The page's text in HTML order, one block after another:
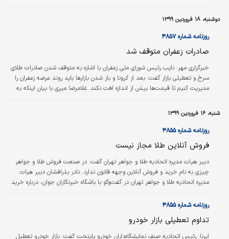
نکرده و حتی به واسطه اطلاعیه‌ای که ستاد مقابله
با کرونا منتشر کرده برخی مشاغل و کسب‎وکارهای
غیرضروری…
دوشنبه، ۱۸ فروردین ۱۳۹۹
روزنامه شماره ۴۸۵۷
صادرات زعفران متوقف شد
خبرگزاری مهر: نایب رئیس شورای ملی زعفران با اشاره به متوقف شدن صادرات طلای
سرخ و تعطیلی بازار گفت: بعد از کرونا و باز شدن بازارها باید روند عرضه زعفران را
مدیریت کنیم تا قیمت‌ها بیش از اندازه افت نکند. غلامرضا میری با بیان اینکه به
هم برای صادرات وجود ندارد و می‌توان گفت که صادرات در حال حاضر به‌طور کلی
متوقف شده است.
شنبه، ۱۶ فروردین ۱۳۹۹
روزنامه شماره ۴۸۵۵
فروش آنلاین طلا مجاز نیست
دبیر هیات مدیره اتحادیه طلا و جواهر تهران گفت‌: در صنعت فروش طلا و جواهر
چیزی به نام خرید و فروش آنلاین وجهه قانون ندارد. نادر بذرافشان دبیر هیات
مدیره اتحادیه طلا و جواهر تهران در گفت‌وگو با باشگاه خبرنگاران جوان، درباره خرید
واحد‌های دارای جواز اتحادیه در رسته سکه فروشی خریداری کنند، توجه داشته
شده با نام واحد فروشنده یکی باشد، در غیر این صورت…
روزنامه شماره ۴۸۵۵
تداوم تعطیلی بازار خودرو
ایرنا: رئیس اتحادیه صنف نمایشگاه‌داران خودرو پایتخت گفت: بازار خودرو تعطیل